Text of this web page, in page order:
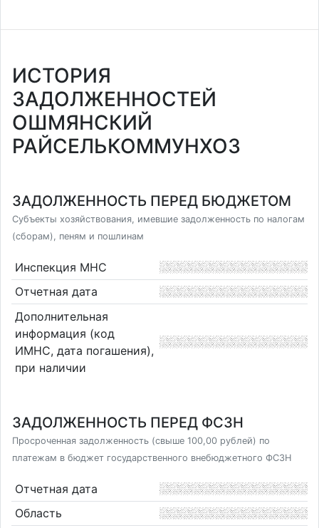
ИСТОРИЯ
ЗАДОЛЖЕННОСТЕЙ
ОШМЯНСКИЙ
РАЙСЕЛЬКОММУНХОЗ
ЗАДОЛЖЕННОСТЬ ПЕРЕД БЮДЖЕТОМ
Субъекты хозяйствования, имевшие задолженность по налогам
(сборам), пеням и пошлинам
Инспекция МНС
Отчетная дата
Дополнительная
информация (код
ИМНС, дата погашения),
при наличии
ЗАДОЛЖЕННОСТЬ ПЕРЕД ФСЗН
Просроченная задолженность (свыше 100,00 рублей) по
платежам в бюджет государственного внебюджетного ФСЗН
Отчетная дата
Область